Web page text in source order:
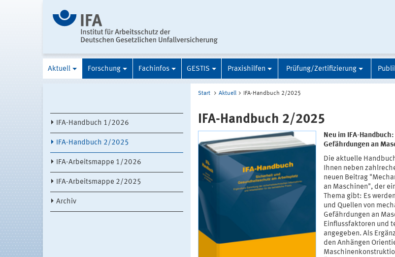
Aktuell Forschung Fachinfos GESTIS Praxishilfen Prüfung/Zertifizierung
IFA-Handbuch 1/2026
IFA-Handbuch 2/2025
IFA-Arbeitsmappe 1/2026
IFA-Arbeitsmappe 2/2025
Archiv
Start Aktuell IFA-Handbuch 2/2025
IFA-Handbuch 2/2025
Neu im IFA-
Gefährdungen an
Die aktuelle
Ihnen neben
neuen Beitrag
an Maschinen", der
Thema gibt: Es
und Quellen von
Gefährdungen an
Einflussfaktoren und
angegeben. Als
den Anhängen